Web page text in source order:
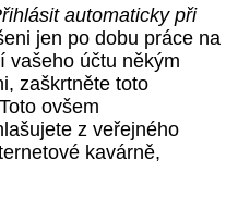
automaticky při
jen po dobu práce na
vašeho účtu někým
zaškrtněte toto
ovšem
z veřejného
kavárně,